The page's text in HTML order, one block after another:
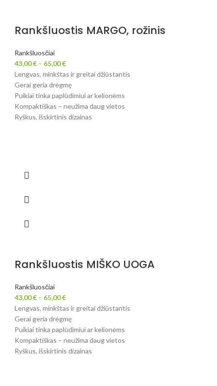
Rankšluostis MARGO, rožinis
Rankšluosčiai
43,00€ – 65,00€
Lengvas, minkštas ir greitai džiūstantis
Gerai geria drėgmę
Puikiai tinka paplūdimiui ar kelionėms
Kompaktiškas – neužima daug vietos
Ryškus, išskirtinis dizainas
Rankšluostis MIŠKO UOGA
Rankšluosčiai
43,00€ – 65,00€
Lengvas, minkštas ir greitai džiūstantis
Gerai geria drėgmę
Puikiai tinka paplūdimiui ar kelionėms
Kompaktiškas – neužima daug vietos
Ryškus, išskirtinis dizainas